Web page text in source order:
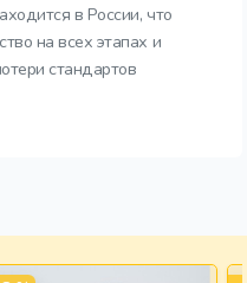
в России, что
на всех этапах и
стандартов